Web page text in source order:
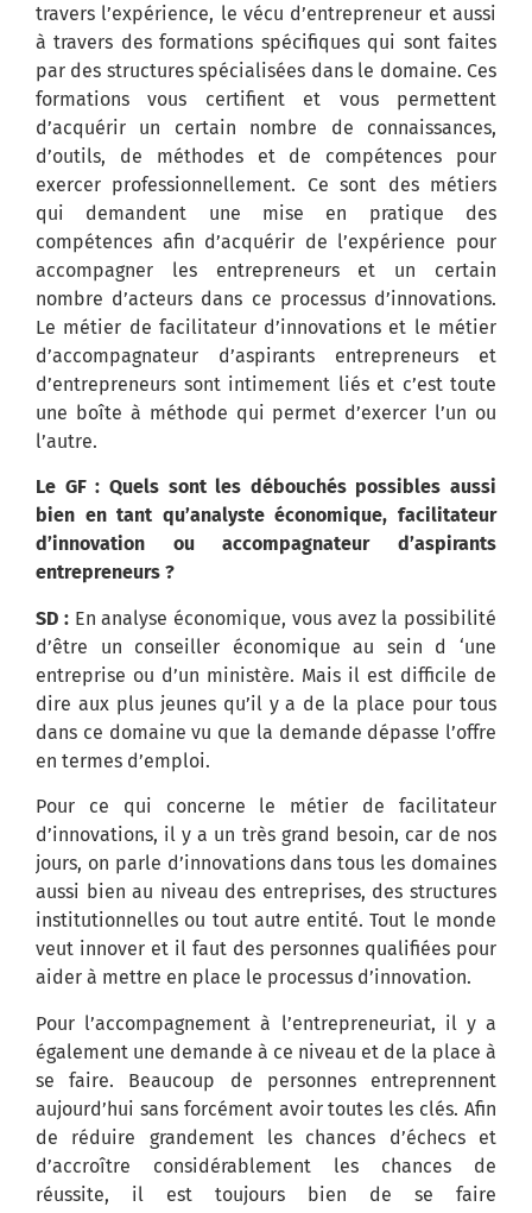
travers l’expérience, le vécu d’entrepreneur et aussi
à travers des formations spécifiques qui sont faites
par des structures spécialisées dans le domaine. Ces
formations vous certifient et vous permettent
d’acquérir un certain nombre de connaissances,
d’outils, de méthodes et de compétences pour
exercer professionnellement. Ce sont des métiers
qui demandent une mise en pratique des
compétences afin d’acquérir de l’expérience pour
accompagner les entrepreneurs et un certain
nombre d’acteurs dans ce processus d’innovations.
Le métier de facilitateur d’innovations et le métier
d’accompagnateur d’aspirants entrepreneurs et
d’entrepreneurs sont intimement liés et c’est toute
une boîte à méthode qui permet d’exercer l’un ou
l’autre.
Le GF : Quels sont les débouchés possibles aussi
bien en tant qu’analyste économique, facilitateur
d’innovation ou accompagnateur d’aspirants
entrepreneurs ?
SD :En analyse économique, vous avez la possibilité
d’être un conseiller économique au sein d ‘une
entreprise ou d’un ministère. Mais il est difficile de
dire aux plus jeunes qu’il y a de la place pour tous
dans ce domaine vu que la demande dépasse l’offre
en termes d’emploi.
Pour ce qui concerne le métier de facilitateur
d’innovations, il y a un très grand besoin, car de nos
jours, on parle d’innovations dans tous les domaines
aussi bien au niveau des entreprises, des structures
institutionnelles ou tout autre entité. Tout le monde
veut innover et il faut des personnes qualifiées pour
aider à mettre en place le processus d’innovation.
Pour l’accompagnement à l’entrepreneuriat, il y a
également une demande à ce niveau et de la place à
se faire. Beaucoup de personnes entreprennent
aujourd’hui sans forcément avoir toutes les clés. Afin
de réduire grandement les chances d’échecs et
d’accroître considérablement les chances de
réussite, il est toujours bien de se faire